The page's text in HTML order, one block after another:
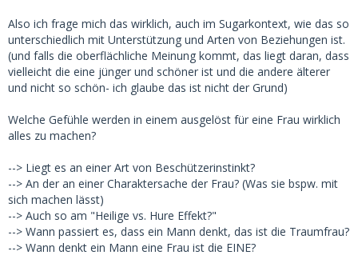
Also ich frage mich das wirklich, auch im Sugarkontext, wie das so
unterschiedlich mit Unterstützung und Arten von Beziehungen ist.
(und falls die oberflächliche Meinung kommt, das liegt daran, dass
vielleicht die eine jünger und schöner ist und die andere älterer
und nicht so schön- ich glaube das ist nicht der Grund)
Welche Gefühle werden in einem ausgelöst für eine Frau wirklich
alles zu machen?
--> Liegt es an einer Art von Beschützerinstinkt?
--> An der an einer Charaktersache der Frau? (Was sie bspw. mit
sich machen lässt)
--> Auch so am "Heilige vs. Hure Effekt?"
--> Wann passiert es, dass ein Mann denkt, das ist die Traumfrau?
--> Wann denkt ein Mann eine Frau ist die EINE?